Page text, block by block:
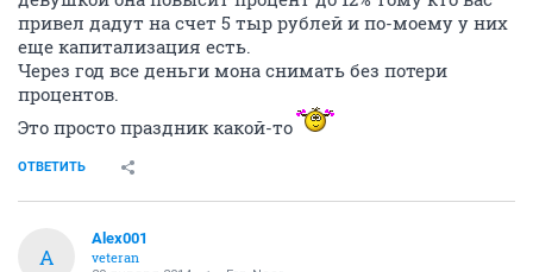
привел дадут на счет 5 тыр рублей и по-моему у них
еще капитализация есть.
Через год все деньги мона снимать без потери
процентов.
Это просто праздник какой-то
ОТВЕТИТЬ
A
Alex001
veteran